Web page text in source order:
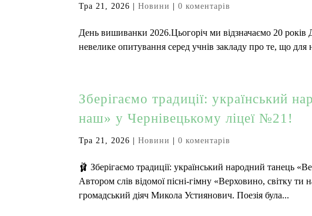
Тра 21, 2026 |Новини |0 коментарів
День вишиванки 2026.Цьогоріч ми відзначаємо 20
невелике опитування серед учнів закладу про те, що для
Зберігаємо традиції: український
наш» у Чернівецькому ліцеї №21!
Тра 21, 2026 |Новини |0 коментарів
🩰 Зберігаємо традиції: український народний танець
Автором слів відомої пісні-гімну «Верховино, світку
громадський діяч Микола Устиянович. Поезія була...